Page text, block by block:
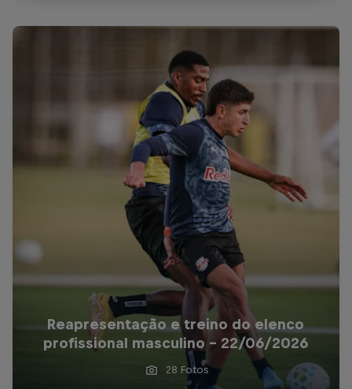
Reapresentação e treino do elenco
profissional masculino - 22/06/2026
28 Fotos